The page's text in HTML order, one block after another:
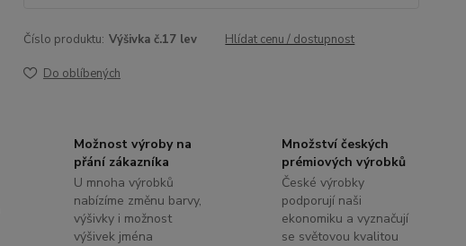
Číslo produktu: Výšivka č.17 lev Hlídat cenu / dostupnost
Do oblíbených
Možnost výroby na
přání zákazníka
U mnoha výrobků
nabízíme změnu barvy,
výšivky i možnost
výšivek jména
Množství českých
prémiových výrobků
České výrobky
podporují naši
ekonomiku a vyznačují
se světovou kvalitou